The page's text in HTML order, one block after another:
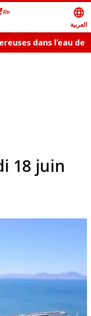
language
العربية
dans l’eau de
18 juin